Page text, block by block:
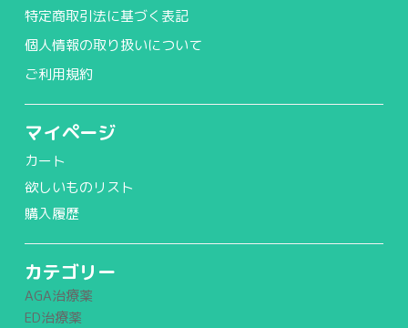
特定商取引法に基づく表記
個人情報の取り扱いについて
ご利用規約
マイページ
カート
欲しいものリスト
購入履歴
カテゴリー
AGA治療薬
ED治療薬